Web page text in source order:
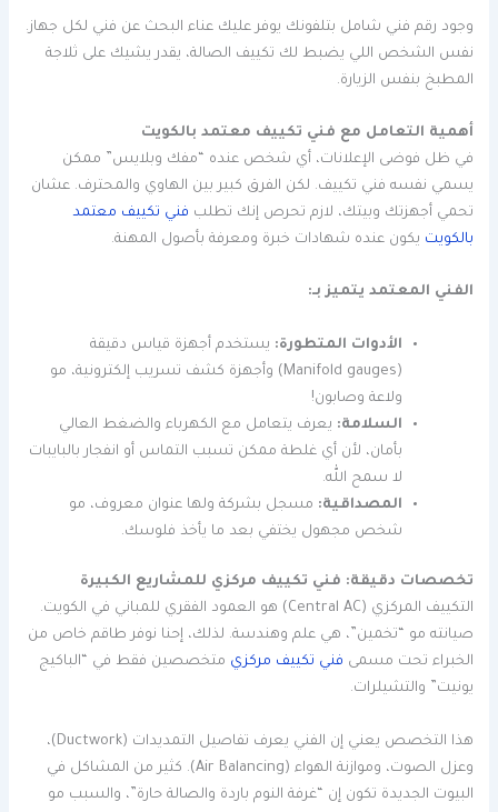
وجود رقم فني شامل بتلفونك يوفر عليك عناء البحث عن فني لكل جهاز.
نفس الشخص اللي يضبط لك تكييف الصالة، يقدر يشيك على ثلاجة
المطبخ بنفس الزيارة.
أهمية التعامل مع فني تكييف معتمد بالكويت
في ظل فوضى الإعلانات، أي شخص عنده “مفك وبلايس” ممكن
يسمي نفسه فني تكييف. لكن الفرق كبير بين الهاوي والمحترف. عشان
تحمي أجهزتك وبيتك، لازم تحرص إنك تطلب فني تكييف معتمد
بالكويت يكون عنده شهادات خبرة ومعرفة بأصول المهنة.
الفني المعتمد يتميز بـ:
الأدوات المتطورة: يستخدم أجهزة قياس دقيقة
(Manifold gauges) وأجهزة كشف تسريب إلكترونية، مو
ولاعة وصابون!
السلامة: يعرف يتعامل مع الكهرباء والضغط العالي
بأمان، لأن أي غلطة ممكن تسبب التماس أو انفجار بالبايبات
لا سمح الله.
المصداقية: مسجل بشركة ولها عنوان معروف، مو
شخص مجهول يختفي بعد ما يأخذ فلوسك.
تخصصات دقيقة: فني تكييف مركزي للمشاريع الكبيرة
التكييف المركزي (Central AC) هو العمود الفقري للمباني في الكويت.
صيانته مو “تخمين”، هي علم وهندسة. لذلك، إحنا نوفر طاقم خاص من
الخبراء تحت مسمى فني تكييف مركزي متخصصين فقط في “الباكيج
يونيت” والتشيلرات.
هذا التخصص يعني إن الفني يعرف تفاصيل التمديدات (Ductwork)،
وعزل الصوت، وموازنة الهواء (Air Balancing). كثير من المشاكل في
البيوت الجديدة تكون إن “غرفة النوم باردة والصالة حارة”، والسبب مو